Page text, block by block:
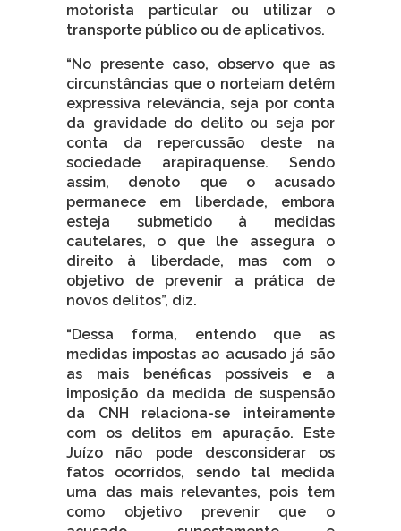
motorista particular ou utilizar o
transporte público ou de aplicativos.
“No presente caso, observo que as
circunstâncias que o norteiam detêm
expressiva relevância, seja por conta
da gravidade do delito ou seja por
conta da repercussão deste na
sociedade arapiraquense. Sendo
assim, denoto que o acusado
permanece em liberdade, embora
esteja submetido à medidas
cautelares, o que lhe assegura o
direito à liberdade, mas com o
objetivo de prevenir a prática de
novos delitos”, diz.
“Dessa forma, entendo que as
medidas impostas ao acusado já são
as mais benéficas possíveis e a
imposição da medida de suspensão
da CNH relaciona-se inteiramente
com os delitos em apuração. Este
Juízo não pode desconsiderar os
fatos ocorridos, sendo tal medida
uma das mais relevantes, pois tem
como objetivo prevenir que o